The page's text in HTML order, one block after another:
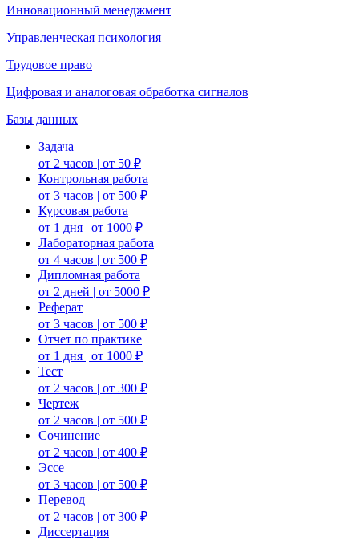
Инновационный менеджмент
Управленческая психология
Трудовое право
Цифровая и аналоговая обработка сигналов
Базы данных
Задача
от 2 часов | от 50 ₽
Контрольная работа
от 3 часов | от 500 ₽
Курсовая работа
от 1 дня | от 1000 ₽
Лабораторная работа
от 4 часов | от 500 ₽
Дипломная работа
от 2 дней | от 5000 ₽
Реферат
от 3 часов | от 500 ₽
Отчет по практике
от 1 дня | от 1000 ₽
Тест
от 2 часов | от 300 ₽
Чертеж
от 2 часов | от 500 ₽
Сочинение
от 2 часов | от 400 ₽
Эссе
от 3 часов | от 500 ₽
Перевод
от 2 часов | от 300 ₽
Диссертация